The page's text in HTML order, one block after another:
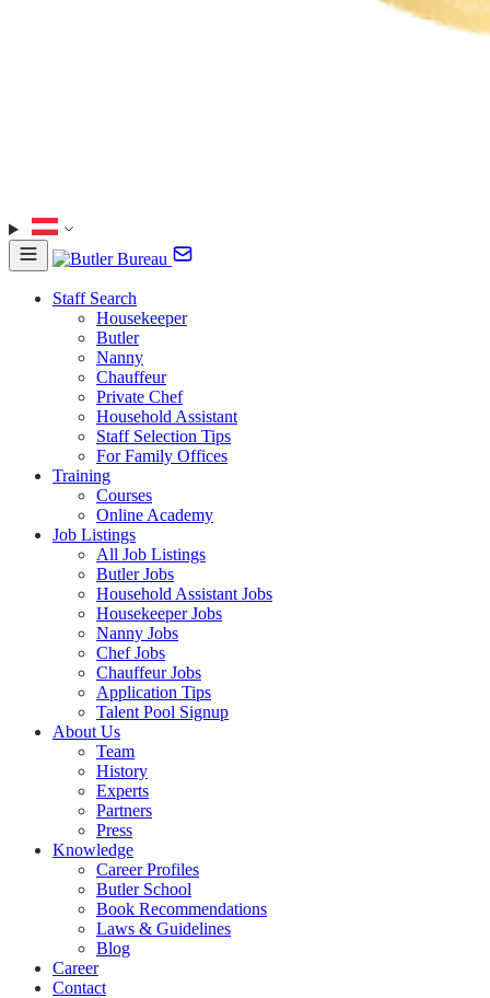
Staff Search
Housekeeper
Butler
Nanny
Chauffeur
Private Chef
Household Assistant
Staff Selection Tips
For Family Offices
Training
Courses
Online Academy
Job Listings
All Job Listings
Butler Jobs
Household Assistant Jobs
Housekeeper Jobs
Nanny Jobs
Chef Jobs
Chauffeur Jobs
Application Tips
Talent Pool Signup
About Us
Team
History
Experts
Partners
Press
Knowledge
Career Profiles
Butler School
Book Recommendations
Laws & Guidelines
Blog
Career
Contact